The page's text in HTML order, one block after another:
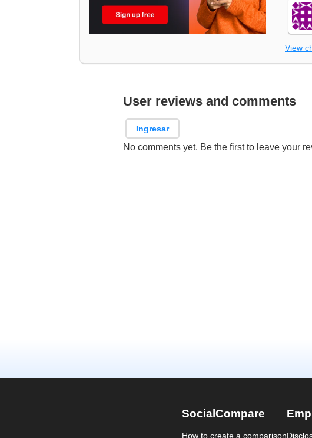
View
User reviews and comments
Ingresar
No comments yet. Be the first to leave your
SocialCompare
How to create a comparison